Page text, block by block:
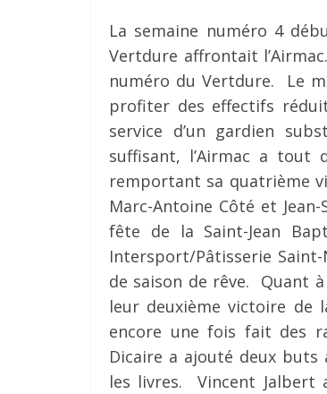
La semaine numéro 4
Vertdure affrontait
numéro du Vertdure. Le
profiter des effectifs
service d’un gardien
suffisant, l’Airmac a tout
remportant sa quatrième
Marc-Antoine Côté et
fête de la Saint-Jean
Intersport/Pâtisserie
de saison de rêve. Quant
leur deuxième victoire de
encore une fois fait des
Dicaire a ajouté deux
les livres. Vincent Jalbert